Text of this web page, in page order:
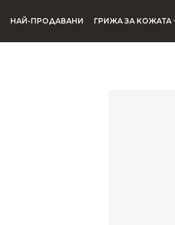
НАЙ-ПРОДАВАНИ ГРИЖА ЗА КОЖАТА